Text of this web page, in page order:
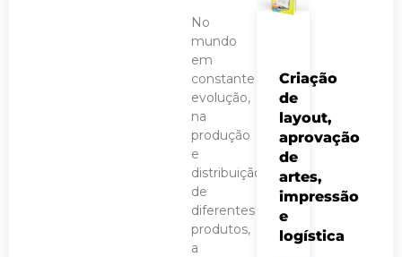
No
mundo
em
constante
evolução,
na
produção
e
distribuição
de
diferentes
produtos,
a
Criação
de
layout,
aprovação
de
artes,
impressão
e
logística